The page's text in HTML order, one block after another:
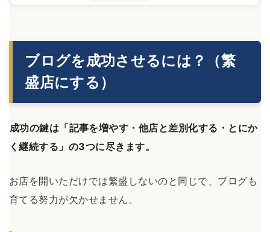
ブログを成功させるには？（繁
盛店にする）
成功の鍵は「記事を増やす・他店と差別化する・とにか
く継続する」の3つに尽きます。
お店を開いただけでは繁盛しないのと同じで、ブログも
育てる努力が欠かせません。